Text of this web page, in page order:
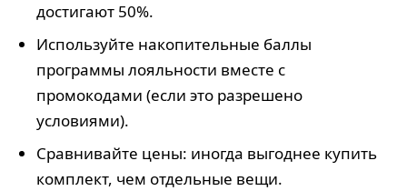
достигают 50%.
Используйте накопительные баллы
программы лояльности вместе с
промокодами (если это разрешено
условиями).
Сравнивайте цены: иногда выгоднее купить
комплект, чем отдельные вещи.